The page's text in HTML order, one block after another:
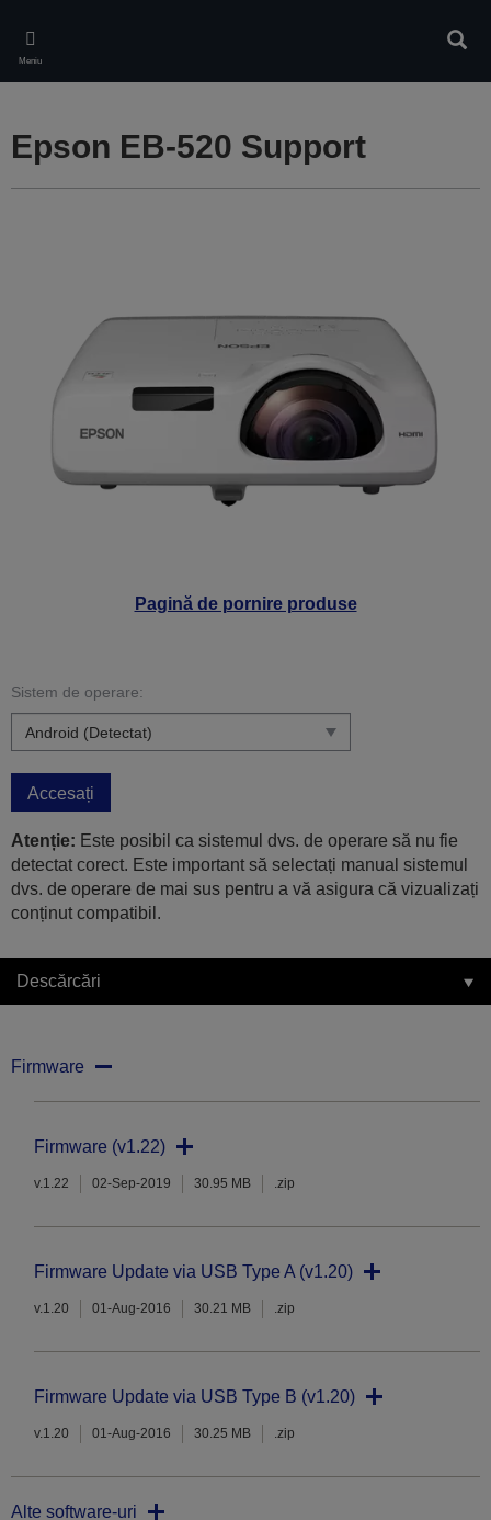
main
content
Meniu
Pagină de pornire produse
Epson EB-520 Support
Sistem de operare:
Accesați
Atenție: Este posibil ca sistemul dvs. de operare să nu fie
detectat corect. Este important să selectați manual sistemul
dvs. de operare de mai sus pentru a vă asigura că vizualizați
conținut compatibil.
Descărcări
Firmware
Firmware (v1.22)
v.1.22 02-Sep-2019 30.95 MB .zip
Firmware Update via USB Type A (v1.20)
v.1.20 01-Aug-2016 30.21 MB .zip
Firmware Update via USB Type B (v1.20)
v.1.20 01-Aug-2016 30.25 MB .zip
Alte software-uri